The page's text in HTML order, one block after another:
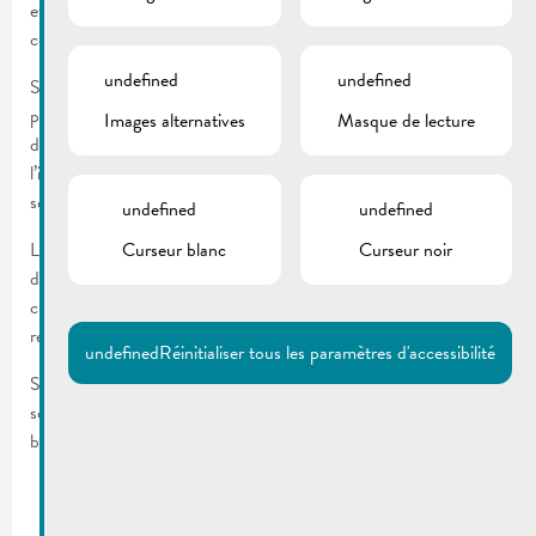
et soutenir dans l’élaboration de projets individuels et/ou
collectifs. et proposent une aide aux devoirs à domicile.
Sont proposés, avec l’implication des jeunes, des activités, des
projets de groupe, des ateliers cuisine, des ateliers créatifs, des
débats, workshops et discussions sur différents thèmes, de
l’information en lien avec les loisirs, la formation, l’emploi, la
scolarité…
Les éducateurs peuvent aussi soutenir les jeunes dans le cadre
d’aide aux démarches administratives (lettre de motivation,
curriculum vitae, courrier….) et assurer un suivi à travers la
relation d’aide avec un accompagnement personnalisé.
Sont à dispositon des jeunes: Kicker, Billard, jeux vidéos, jeux de
société, diverses revues, accès aux ordinateurs, un bar de
boissons et snacks et une salle de musique insonorisée.
undefined
Images alternatives
undefined
Masque de lecture
undefined
Curseur blanc
undefined
Curseur noir
undefinedRéinitialiser tous les paramètres d'accessibilité